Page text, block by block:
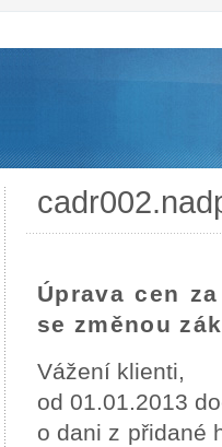
Úprava cen
se změnou
Vážení klienti,
od 01.01.2013
o dani z přidané